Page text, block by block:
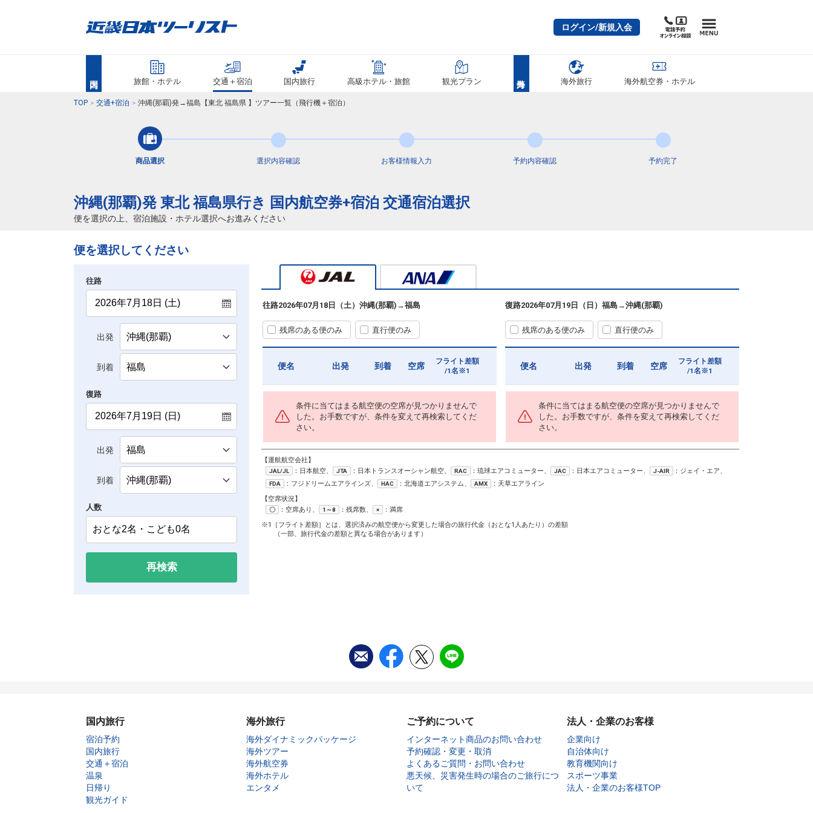
ログイン/新規入会
旅館・ホテル 交通＋宿泊 国内旅行 高級ホテル・旅館 観光プラン 海外旅行 海外航空券・ホテル
TOP 交通+宿泊 沖縄(那覇)発→福島【東北 福島県 】ツアー一覧（飛行機＋宿泊）
商品選択 選択内容確認 お客様情報 入力 予約内容確認 予約完了
沖縄(那覇)発 東北 福島県行き 国内航空券+宿泊 交通宿泊選択
便を選択の上、宿泊施設・ホテル選択へお進みください
便を選択してください
往路
出発
到着
復路
出発
到着
人数
再検索
往路2026年07月18日（土） 沖縄(那覇) →福島
残席のある便のみ 直行便のみ
便名 出発 到着 空席
フライト差額
/1名※1
条件に当てはまる航空便の空席が見つかりませんで
した。お手数ですが、条件を変えて再検索してくだ
さい。
復路2026年07月19日（日） 福島 →沖縄(那覇)
残席のある便のみ 直行便のみ
便名 出発 到着 空席
フライト差額
/1名※1
条件に当てはまる航空便の空席が見つかりませんで
した。お手数ですが、条件を変えて再検索してくだ
さい。
【運航航空会社】
JAL/JL ：日本航空、 JTA ：日本トランスオーシャン航空、 RAC ：琉球エアコミューター、 JAC ：日本エアコミューター、 J-AIR ：ジェイ・エア、
FDA ：フジドリームエアラインズ、 HAC ：北海道エアシステム、 AMX
：天草エアライン
【空席状況】
〇 ：空席あり、 1～8 ：残席数、 ×
：満席
※1［フライト差額］とは、選択済みの航空便から変更した場合の旅行代金（おとな1人あたり）の差額
（一部、旅行代金の差額と異なる場合があります）
国内旅行
宿泊予約
国内旅行
交通＋宿泊
温泉
日帰り
観光ガイド
海外旅行
海外ダイナミックパッケージ
海外ツアー
海外航空券
海外ホテル
エンタメ
ご予約について
インターネット商品のお問い合わせ
予約確認・変更・取消
よくあるご質問・お問い合わせ
悪天候、災害発生時の場合のご旅行につ
いて
法人・企業のお客様
企業向け
自治体向け
教育機関向け
スポーツ事業
法人・企業のお客様TOP